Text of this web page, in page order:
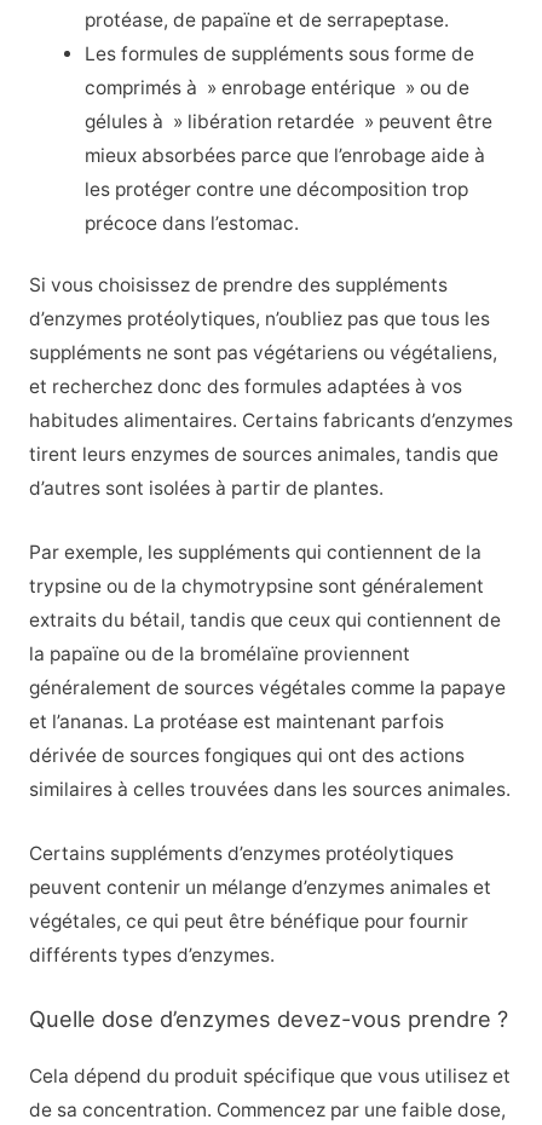
protéase, de papaïne et de serrapeptase.
Les formules de suppléments sous forme de
comprimés à » enrobage entérique » ou de
gélules à » libération retardée » peuvent être
mieux absorbées parce que l’enrobage aide à
les protéger contre une décomposition trop
précoce dans l’estomac.
Si vous choisissez de prendre des suppléments
d’enzymes protéolytiques, n’oubliez pas que tous les
suppléments ne sont pas végétariens ou végétaliens,
et recherchez donc des formules adaptées à vos
habitudes alimentaires. Certains fabricants d’enzymes
tirent leurs enzymes de sources animales, tandis que
d’autres sont isolées à partir de plantes.
Par exemple, les suppléments qui contiennent de la
trypsine ou de la chymotrypsine sont généralement
extraits du bétail, tandis que ceux qui contiennent de
la papaïne ou de la bromélaïne proviennent
généralement de sources végétales comme la papaye
et l’ananas. La protéase est maintenant parfois
dérivée de sources fongiques qui ont des actions
similaires à celles trouvées dans les sources animales.
Certains suppléments d’enzymes protéolytiques
peuvent contenir un mélange d’enzymes animales et
végétales, ce qui peut être bénéfique pour fournir
différents types d’enzymes.
Quelle dose d’enzymes devez-vous prendre ?
Cela dépend du produit spécifique que vous utilisez et
de sa concentration. Commencez par une faible dose,